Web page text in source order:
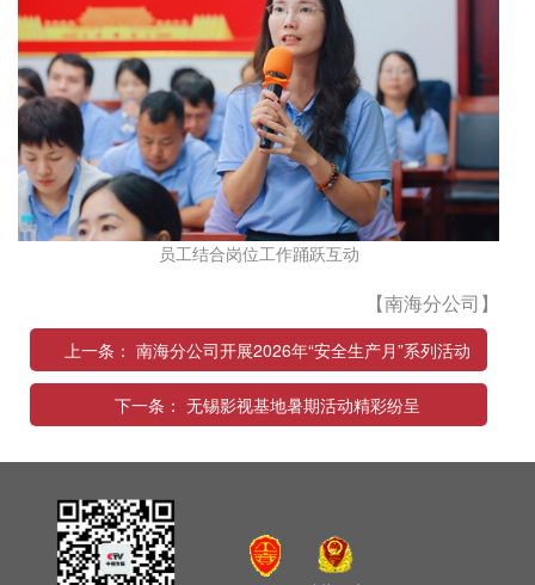
员工结合岗位工作踊跃互动
【南海分公司】
上一条： 南海分公司开展2026年“安全生产月”系列活动
下一条： 无锡影视基地暑期活动精彩纷呈